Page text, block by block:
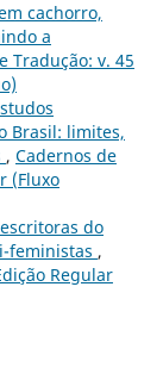
cachorro,
a
Tradução: v. 45
Brasil: limites,
, Cadernos de
(Fluxo
do
feministas ,
Regular